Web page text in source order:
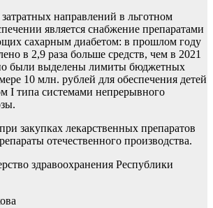
направлений в льготном
является снабжение препаратами
сахарным диабетом: в прошлом году
в 2,9 раза больше средств, чем в 2021
были выделены лимиты бюджетных
10 млн. рублей для обеспечения детей
I типа системами непрерывного
закупках лекарственных препаратов
отечественного производства.
здравоохранения Республики